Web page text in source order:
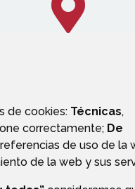
de cookies: Técnicas,
correctamente; De
de uso de la
de la web y sus